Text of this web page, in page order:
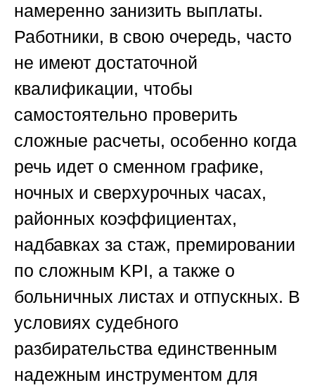
намеренно занизить выплаты.
Работники, в свою очередь, часто
не имеют достаточной
квалификации, чтобы
самостоятельно проверить
сложные расчеты, особенно когда
речь идет о сменном графике,
ночных и сверхурочных часах,
районных коэффициентах,
надбавках за стаж, премировании
по сложным KPI, а также о
больничных листах и отпускных. В
условиях судебного
разбирательства единственным
надежным инструментом для